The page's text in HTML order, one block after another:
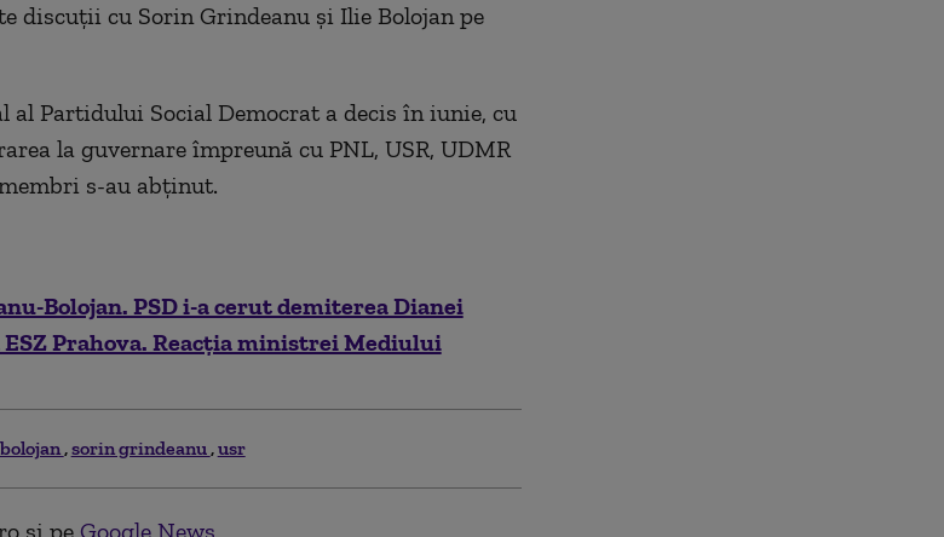
discuții cu Sorin Grindeanu și Ilie Bolojan pe
Partidului Social Democrat a decis în iunie, cu
la guvernare împreună cu PNL, USR, UDMR
s-au abținut.
Bolojan. PSD i-a cerut demiterea Dianei
Prahova. Reacția ministrei Mediului
sorin grindeanu usr
și pe Google News